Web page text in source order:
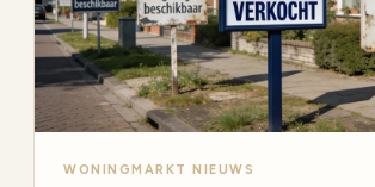
WONINGMARKT NIEUWS